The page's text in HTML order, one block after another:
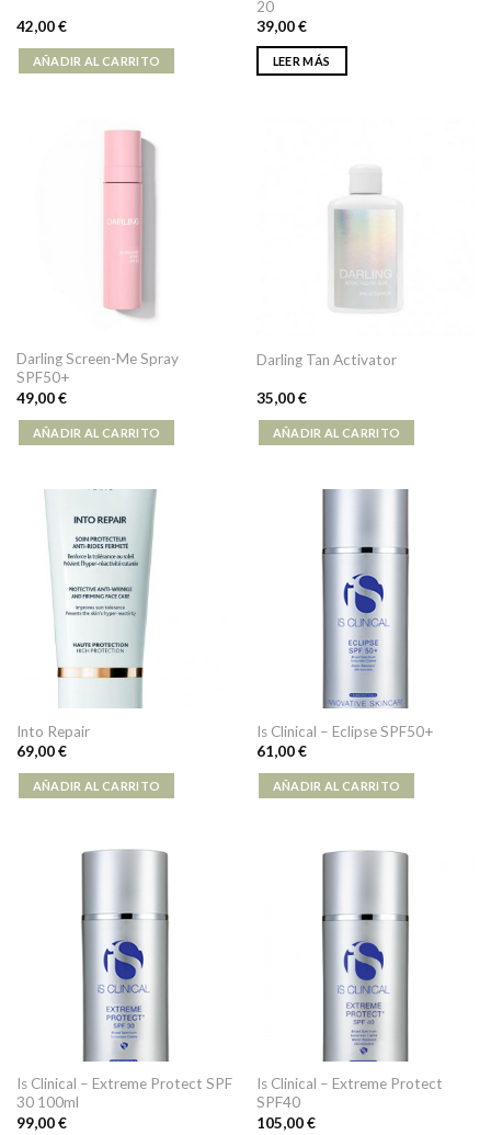
42,00€
AÑADIR AL CARRITO
20
39,00€
LEER MÁS
Darling Screen-Me Spray
SPF50+
49,00€
AÑADIR AL CARRITO
Darling Tan Activator
35,00€
AÑADIR AL CARRITO
Into Repair
69,00€
AÑADIR AL CARRITO
Is Clinical – Eclipse SPF50+
61,00€
AÑADIR AL CARRITO
Is Clinical – Extreme Protect SPF
30 100ml
99,00€
Is Clinical – Extreme Protect
SPF40
105,00€